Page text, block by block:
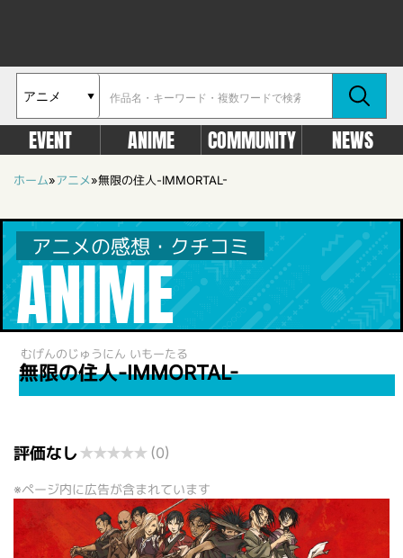
EVENT ANIME COMMUNITY NEWS
ホーム»アニメ»無限の住人-IMMORTAL-
アニメの感想・クチコミ
ANIME
むげんのじゅうにん いもーたる
無限の住人-IMMORTAL-
評価なし★★★★★ (0)
※ページ内に広告が含まれています